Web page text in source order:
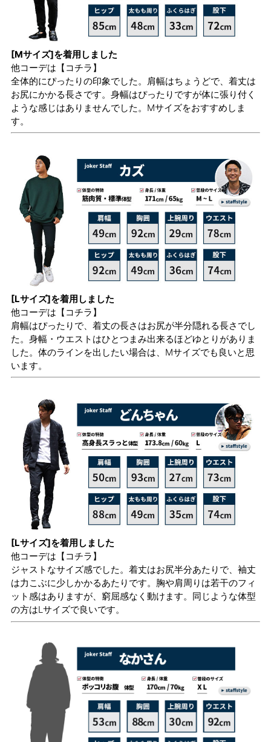
[Mサイズ]を着用しました
他コーデは 【コチラ】
全体的にぴったりの印象でした。肩幅はちょうどで、着丈は
お尻にかかる長さです。身幅はぴったりですが体に張り付く
ような感じはありませんでした。Mサイズをおすすめしま
す。
[Lサイズ]を着用しました
他コーデは 【コチラ】
肩幅はぴったりで、着丈の長さはお尻が半分隠れる長さでし
た。身幅・ウエストはひとつまみ出来るほどゆとりがありま
した。体のラインを出したい場合は、Mサイズでも良いと思
います。
[Lサイズ]を着用しました
他コーデは 【コチラ】
ジャストなサイズ感でした。着丈はお尻半分あたりで、袖丈
は力こぶに少しかかるあたりです。胸や肩周りは若干のフィ
ット感はありますが、窮屈感なく動けます。同じような体型
の方はLサイズで良いです。